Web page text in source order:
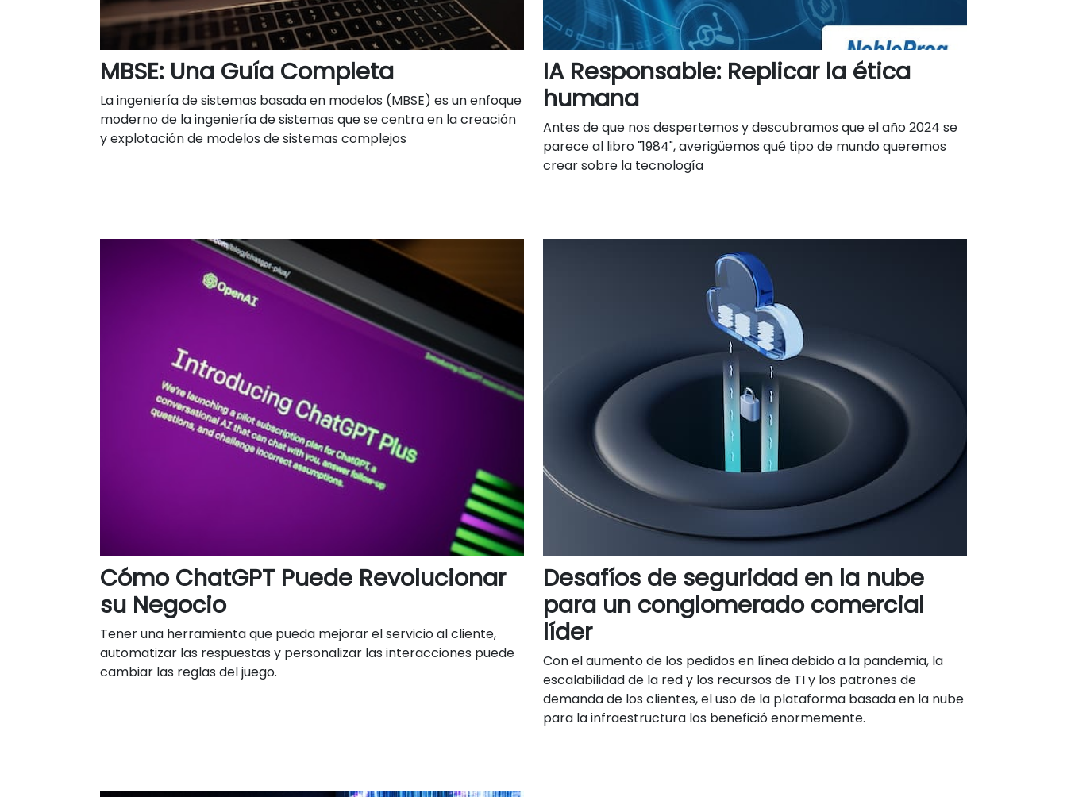
MBSE: Una Guía Completa
La ingeniería de sistemas basada en modelos (MBSE) es un enfoque
moderno de la ingeniería de sistemas que se centra en la creación
y explotación de modelos de sistemas complejos
IA Responsable: Replicar la ética
humana
Antes de que nos despertemos y descubramos que el año 2024 se
parece al libro "1984", averigüemos qué tipo de mundo queremos
crear sobre la tecnología
Cómo ChatGPT Puede Revolucionar
su Negocio
Tener una herramienta que pueda mejorar el servicio al cliente,
automatizar las respuestas y personalizar las interacciones puede
cambiar las reglas del juego.
Desafíos de seguridad en la nube
para un conglomerado comercial
líder
Con el aumento de los pedidos en línea debido a la pandemia, la
escalabilidad de la red y los recursos de TI y los patrones de
demanda de los clientes, el uso de la plataforma basada en la nube
para la infraestructura los benefició enormemente.